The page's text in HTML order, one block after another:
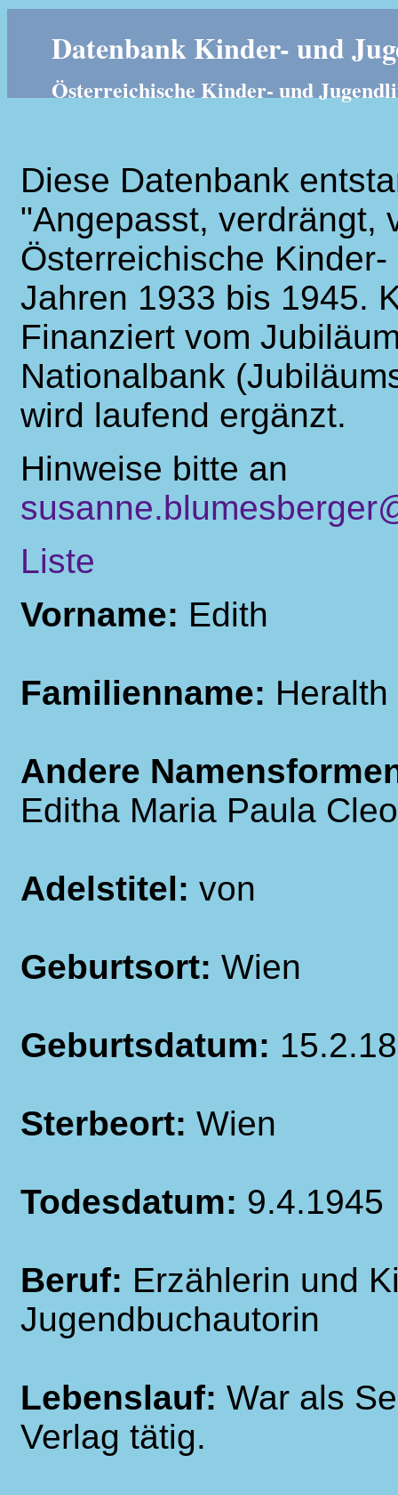
Datenbank Kinder- und
Österreichische Kinder- und
Diese Datenbank
"Angepasst, verdrängt,
Österreichische
Jahren 1933 bis 1945.
Finanziert vom
Nationalbank
wird laufend ergänzt.
Hinweise bitte an
Liste
Vorname: Edith
Familienname: Heralth
Andere
Editha Maria Paula
Adelstitel: von
Geburtsort: Wien
Geburtsdatum:
Sterbeort: Wien
Todesdatum: 9.4.1945
Beruf: Erzählerin und
Jugendbuchautorin
Lebenslauf: War als
Verlag tätig.